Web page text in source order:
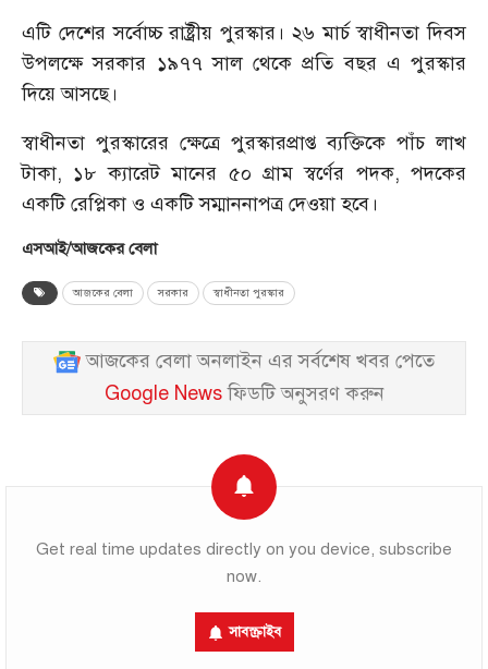
এটি দেশের সর্বোচ্চ রাষ্ট্রীয় পুরস্কার। ২৬ মার্চ স্বাধীনতা দিবস
উপলক্ষে সরকার ১৯৭৭ সাল থেকে প্রতি বছর এ পুরস্কার
দিয়ে আসছে।
স্বাধীনতা পুরস্কারের ক্ষেত্রে পুরস্কারপ্রাপ্ত ব্যক্তিকে পাঁচ লাখ
টাকা, ১৮ ক্যারেট মানের ৫০ গ্রাম স্বর্ণের পদক, পদকের
একটি রেপ্লিকা ও একটি সম্মাননাপত্র দেওয়া হবে।
এসআই/আজকের বেলা
আজকের বেলা সরকার স্বাধীনতা পুরস্কার
আজকের বেলা অনলাইন এর সর্বশেষ খবর পেতে
Google Newsফিডটি অনুসরণ করুন
Get real time updates directly on you device, subscribe
now.
সাবস্ক্রাইব